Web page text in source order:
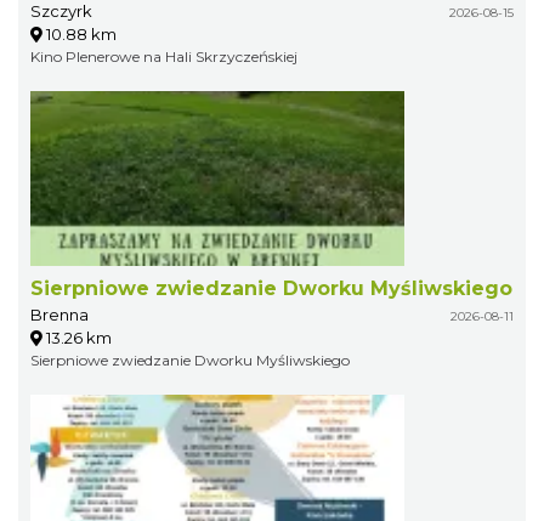
Szczyrk 2026-08-15
10.88 km
Kino Plenerowe na Hali Skrzyczeńskiej
Sierpniowe zwiedzanie Dworku Myśliwskiego
Brenna 2026-08-11
13.26 km
Sierpniowe zwiedzanie Dworku Myśliwskiego